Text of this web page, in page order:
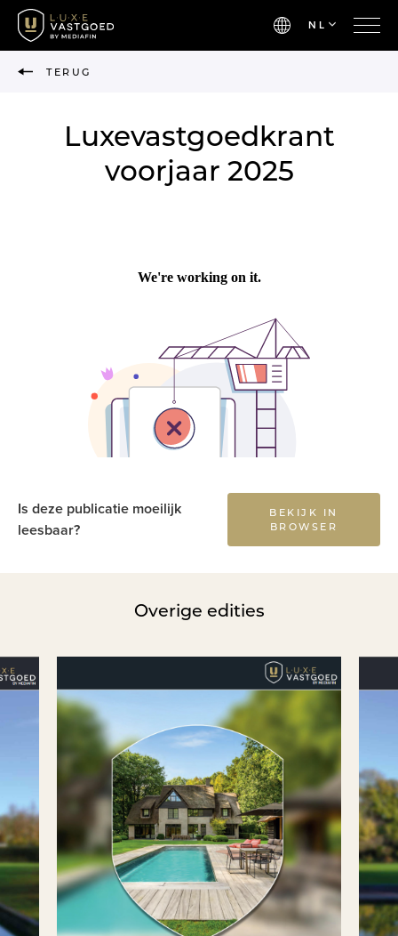
NL
TERUG
Luxevastgoedkrant
voorjaar 2025
Is deze publicatie moeilijk
leesbaar?
BEKIJK IN
BROWSER
Overige edities